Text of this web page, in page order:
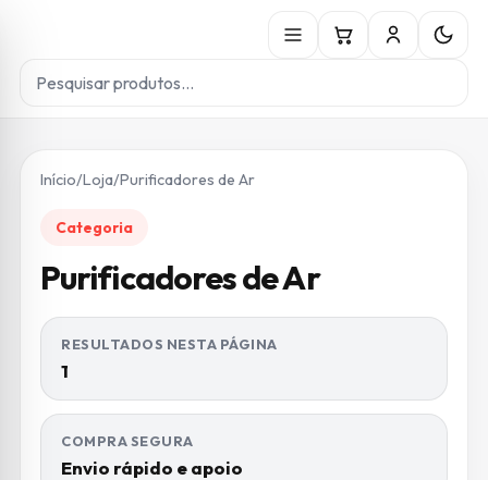
Início/Loja/Purificadores de Ar
Categoria
Purificadores de Ar
RESULTADOS NESTA PÁGINA
1
COMPRA SEGURA
Envio rápido e apoio